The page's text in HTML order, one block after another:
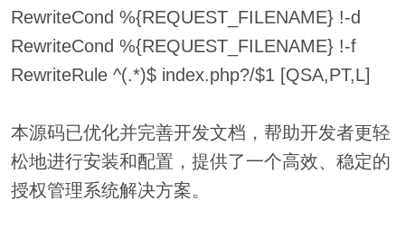
RewriteCond %{REQUEST_FILENAME} !-d
RewriteCond %{REQUEST_FILENAME} !-f
RewriteRule ^(.*)$ index.php?/$1 [QSA,PT,L]
本源码已优化并完善开发文档，帮助开发者更轻
松地进行安装和配置，提供了一个高效、稳定的
授权管理系统解决方案。